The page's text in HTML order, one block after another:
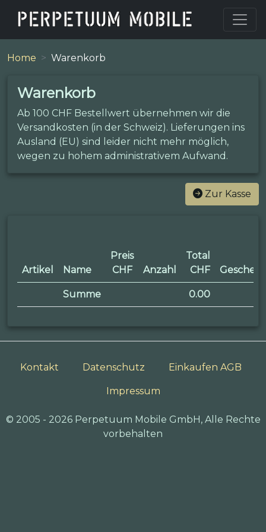
Home Warenkorb
Warenkorb
Ab 100 CHF Bestellwert übernehmen wir die
Versandkosten (in der Schweiz). Lieferungen ins
Ausland (EU) sind leider nicht mehr möglich,
wegen zu hohem administrativem Aufwand.
Zur Kasse
Artikel Name
Preis
CHF
Anzahl
Total
CHF
Summe 0.00
Kontakt Datenschutz Einkaufen AGB
Impressum
© 2005 - 2026 Perpetuum Mobile GmbH, Alle Rechte
vorbehalten